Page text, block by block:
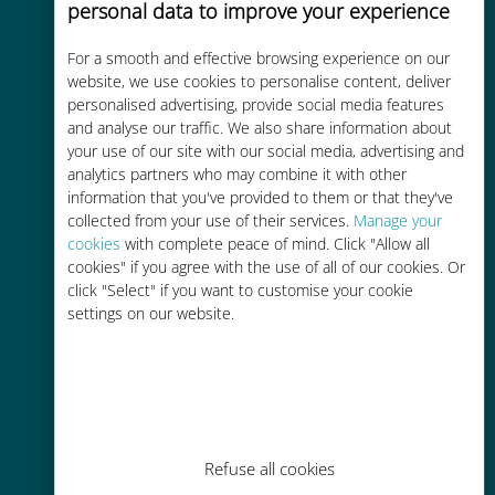
personal data to improve your experience
For a smooth and effective browsing experience on our
website, we use cookies to personalise content, deliver
personalised advertising, provide social media features
and analyse our traffic. We also share information about
your use of our site with our social media, advertising and
analytics partners who may combine it with other
information that you've provided to them or that they've
collected from your use of their services. Manage your
cookies with complete peace of mind. Click "Allow all
cookies" if you agree with the use of all of our cookies. Or
click "Select" if you want to customise your cookie
settings on our website.
Refuse all cookies
Custo-benefício
Até 90% mais barato do que as
tarifas de roaming de sua
operadora atual
Fácil recarga
Em qualquer lugar por meio do